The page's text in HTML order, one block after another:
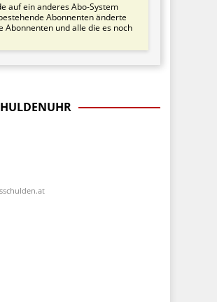
auf ein anderes Abo-System
Abonnenten änderte
Abonnenten und alle die es noch